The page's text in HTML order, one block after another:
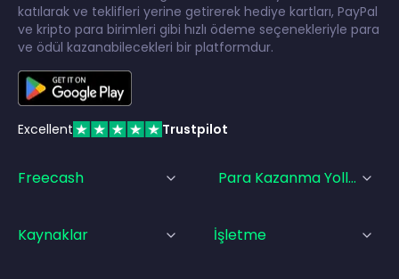
katılarak ve teklifleri yerine getirerek hediye kartları, PayPal
ve kripto para birimleri gibi hızlı ödeme seçenekleriyle para
ve ödül kazanabilecekleri bir platformdur.
Excellent Trustpilot
Freecash Para Kazanma Yolları
Kaynaklar İşletme